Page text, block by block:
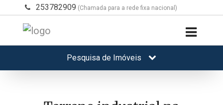
253782909 (Chamada para a rede fixa nacional)
Pesquisa de Imóveis